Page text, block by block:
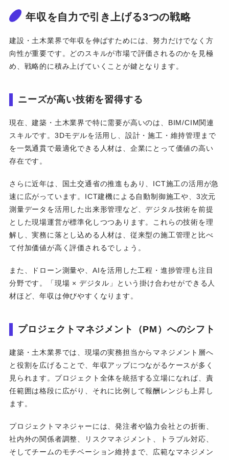
年収を自力で引き上げる3つの戦略
建設・土木業界で年収を伸ばすためには、努力だけでなく方
向性が重要です。どのスキルが市場で評価されるのかを見極
め、戦略的に積み上げていくことが鍵となります。
ニーズが高い技術を習得する
現在、建築・土木業界で特に需要が高いのは、BIM/CIM関連
スキルです。3Dモデルを活用し、設計・施工・維持管理まで
を一気通貫で最適化できる人材は、企業にとって価値の高い
存在です。
さらに近年は、国土交通省の推進もあり、ICT施工の活用が急
速に広がっています。ICT建機による自動制御施工や、3次元
測量データを活用した出来形管理など、デジタル技術を前提
とした現場運営が標準化しつつあります。これらの技術を理
解し、実務に落とし込める人材は、従来型の施工管理と比べ
て付加価値が高く評価されるでしょう。
また、ドローン測量や、AIを活用した工程・進捗管理も注目
分野です。「現場 × デジタル」という掛け合わせができる人
材ほど、年収は伸びやすくなります。
プロジェクトマネジメント（PM）へのシフト
建築・土木業界では、現場の実務担当からマネジメント層へ
と役割を広げることで、年収アップにつながるケースが多く
見られます。プロジェクト全体を統括する立場になれば、責
任範囲は格段に広がり、それに比例して報酬レンジも上昇し
ます。
プロジェクトマネジャーには、発注者や協力会社との折衝、
社内外の関係者調整、リスクマネジメント、トラブル対応、
そしてチームのモチベーション維持まで、広範なマネジメン